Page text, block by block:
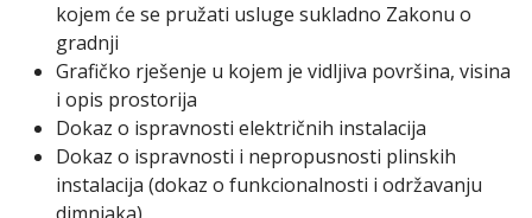
kojem će se pružati usluge sukladno Zakonu o
gradnji
Grafičko rješenje u kojem je vidljiva površina, visina
i opis prostorija
Dokaz o ispravnosti električnih instalacija
Dokaz o ispravnosti i nepropusnosti plinskih
instalacija (dokaz o funkcionalnosti i održavanju